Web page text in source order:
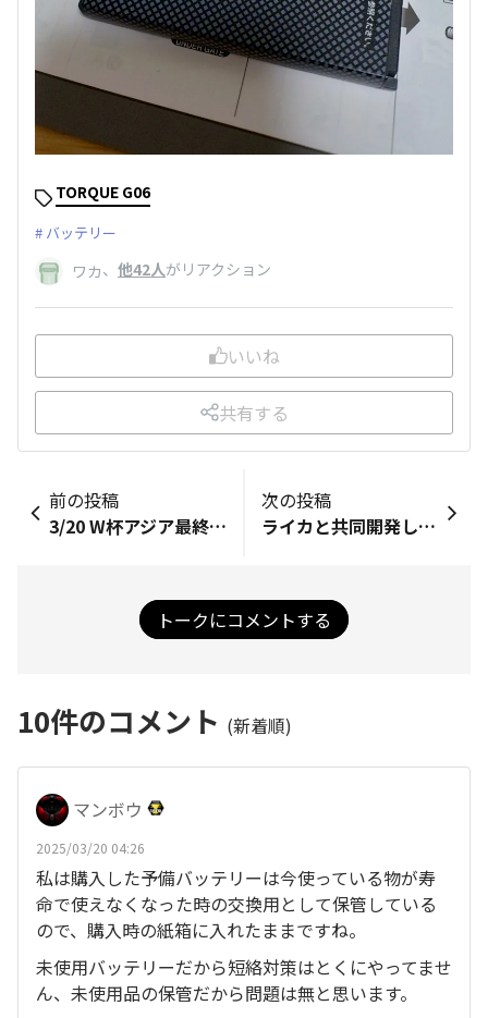
TORQUE G06
バッテリー
ワカ、 他42人がリアクション
いいね
共有する
前の投稿
3/20 W杯アジア最終予選 日本 vs バーレーン戦があります。 勝てば史上最速でW杯出場決定です。DAZNで生配信です。 そんな試合直前にトルシエ元監督が選出『歴代最強ベストイレブン』がこちら… 三浦知良 香川 本田圭佑 中村俊輔 稲本 中田英寿 久保建英 長友 宮本 吉田麻也 川島
次の投稿
ライカと共同開発した2億画素望遠カメラを搭載したシャオミ新型“Xiaomi 15 Ultra”3月18日発売ですって。ライカと共同開発した大型イメージセンサーの2億画素望遠カメラを搭載した“クアッドカメラシステム”を採用。市場想定価格は16GB/512GBが17万9800円［税込］、16GB/1TBが19万9800円［税込］
トークにコメントする
10件のコメント (新着順)
マンボウ
2025/03/20 04:26
私は購入した予備バッテリーは今使っている物が寿
命で使えなくなった時の交換用として保管している
ので、購入時の紙箱に入れたままですね。
未使用バッテリーだから短絡対策はとくにやってませ
ん、未使用品の保管だから問題は無と思います。